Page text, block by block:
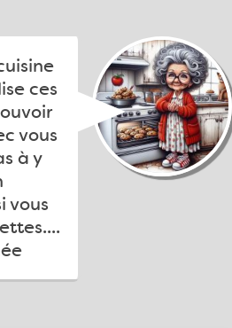
ces
vous
à y
vous